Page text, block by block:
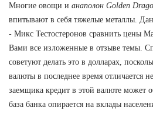
Многие овощи и анаполон Golden
впитывают в себя тяжелые металлы.
- Микс Тестостеронов сравнить цены
Вами все изложенные в отзыве темы.
советуют делать это в долларах,
валюты в последнее время отличается
заемщика кредит в этой валюте может
база банка опирается на вклады